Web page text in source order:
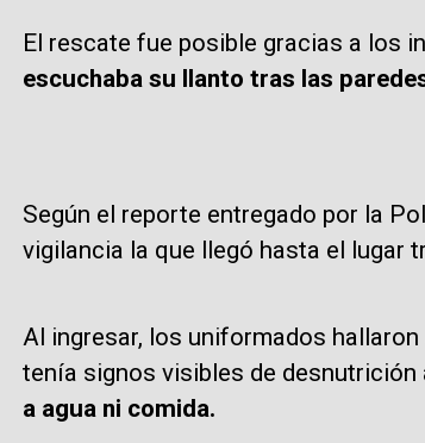
El rescate fue posible gracias a los
escuchaba su llanto tras las
Según el reporte entregado por la
vigilancia la que llegó hasta el lugar
Al ingresar, los uniformados
tenía signos visibles de desnutrición
a agua ni comida.